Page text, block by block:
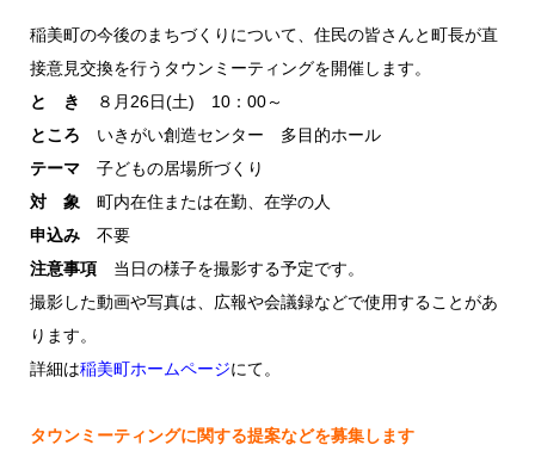
稲美町の今後のまちづくりについて、住民の皆さんと町長が直
接意見交換を行うタウンミーティングを開催します。
と き
８月26日(土) 10：00～
ところ いきがい創造センター 多目的ホール
テーマ 子どもの居場所づくり
対 象 町内在住または在勤、在学の人
申込み 不要
注意事項 当日の様子を撮影する予定です。
撮影した動画や写真は、広報や会議録などで使用することがあ
ります。
詳細は稲美町ホームページにて。
タウンミーティングに関する提案などを募集します